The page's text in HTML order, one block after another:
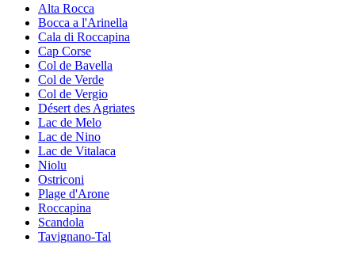
Alta Rocca
Bocca a l'Arinella
Cala di Roccapina
Cap Corse
Col de Bavella
Col de Verde
Col de Vergio
Désert des Agriates
Lac de Melo
Lac de Nino
Lac de Vitalaca
Niolu
Ostriconi
Plage d'Arone
Roccapina
Scandola
Tavignano-Tal